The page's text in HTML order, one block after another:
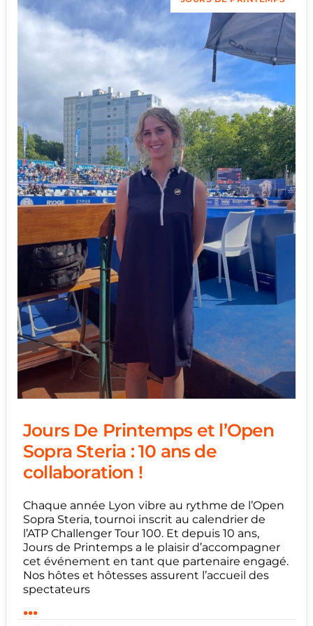
Jours De Printemps et l’Open
Sopra Steria : 10 ans de
collaboration !
Chaque année Lyon vibre au rythme de l’Open
Sopra Steria, tournoi inscrit au calendrier de
l’ATP Challenger Tour 100. Et depuis 10 ans,
Jours de Printemps a le plaisir d’accompagner
cet événement en tant que partenaire engagé.
Nos hôtes et hôtesses assurent l’accueil des
spectateurs
...